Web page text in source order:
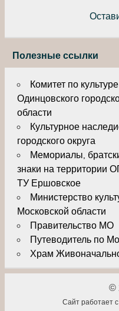
Полезные ссылки
Комитет по
Одинцовского
области
Культурное
городского округа
Мемориалы,
знаки на территории
ТУ Ершовское
Министерство
Московской области
Правительство МО
Путеводитель по
Храм
©
Сайт работает